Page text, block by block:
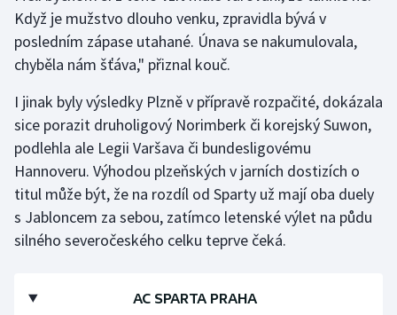
Když je mužstvo dlouho venku, zpravidla bývá v
posledním zápase utahané. Únava se nakumulovala,
chyběla nám šťáva," přiznal kouč.
I jinak byly výsledky Plzně v přípravě rozpačité, dokázala
sice porazit druholigový Norimberk či korejský Suwon,
podlehla ale Legii Varšava či bundesligovému
Hannoveru. Výhodou plzeňských v jarních dostizích o
titul může být, že na rozdíl od Sparty už mají oba duely
s Jabloncem za sebou, zatímco letenské výlet na půdu
silného severočeského celku teprve čeká.
AC SPARTA PRAHA